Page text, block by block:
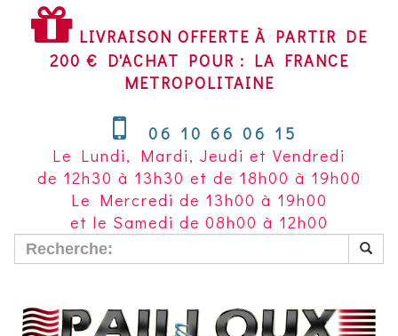
OFFERTE
À
PARTIR
€
D'ACHAT
POUR
LA
FRANCE
METROPOLITAINE~
LIVRAISON OFFERTE À PARTIR DE
200 € D'ACHAT POUR : LA FRANCE
METROPOLITAINE
06 10 66 06 15
Le Lundi, Mardi, Jeudi et Vendredi
de 12h30 à 13h30 et de 18h00 à 19h00
Le Mercredi de 13h00 à 19h00
et le Samedi de 08h00 à 12h00